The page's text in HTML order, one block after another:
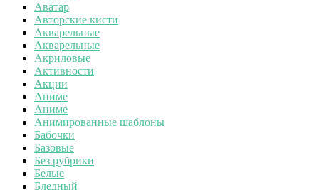
Аватар
Авторские кисти
Акварельные
Акварельные
Акриловые
Активности
Акции
Аниме
Аниме
Анимированные шаблоны
Бабочки
Базовые
Без рубрики
Белые
Бледный